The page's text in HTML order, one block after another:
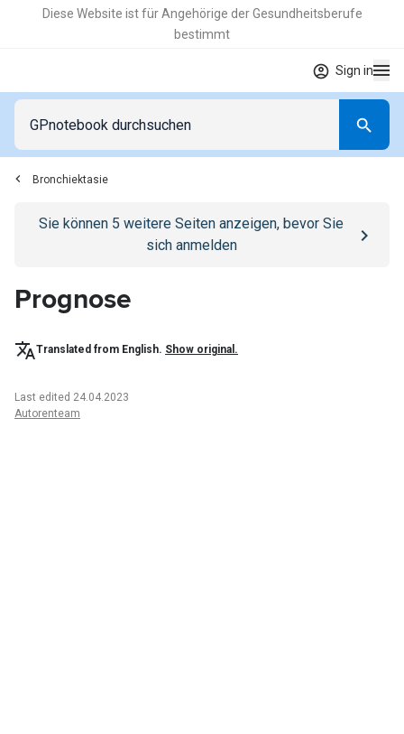
Diese Website ist für Angehörige der Gesundheitsberufe
bestimmt
Sign in
Bronchiektasie
Go to/anmeldenpage
Sie können 5 weitere Seiten anzeigen, bevor Sie
sich anmelden
Prognose
Translated from English. Show original.
Last edited 24.04.2023
Autorenteam